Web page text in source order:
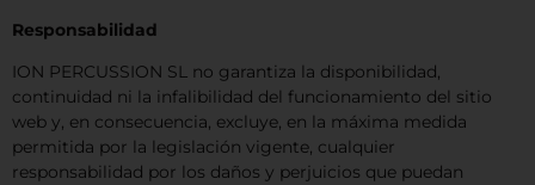
Responsabilidad
ION PERCUSSION SL no garantiza la disponibilidad,
continuidad ni la infalibilidad del funcionamiento del sitio
web y, en consecuencia, excluye, en la máxima medida
permitida por la legislación vigente, cualquier
responsabilidad por los daños y perjuicios que puedan